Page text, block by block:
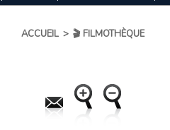
ACCUEIL > 🎬 FILMOTHÈQUE